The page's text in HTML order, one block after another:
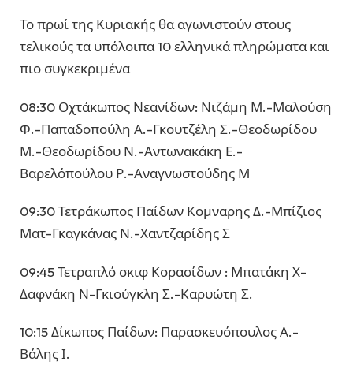
Το πρωί της Κυριακής θα αγωνιστούν στους
τελικούς τα υπόλοιπα 10 ελληνικά πληρώματα και
πιο συγκεκριμένα
08:30 Οχτάκωπος Νεανίδων: Νιζάμη Μ.-Μαλούση
Φ.-Παπαδοπούλη Α.-Γκουτζέλη Σ.-Θεοδωρίδου
Μ.-Θεοδωρίδου Ν.-Αντωνακάκη Ε.-
Βαρελόπούλου Ρ.-Αναγνωστούδης Μ
09:30 Τετράκωπος Παίδων Κομναρης Δ.-Μπίζιος
Ματ-Γκαγκάνας Ν.-Χαντζαρίδης Σ
09:45 Τετραπλό σκιφ Κορασίδων : Μπατάκη Χ-
Δαφνάκη Ν-Γκιούγκλη Σ.-Καρυώτη Σ.
10:15 Δίκωπος Παίδων: Παρασκευόπουλος Α.-
Βάλης Ι.